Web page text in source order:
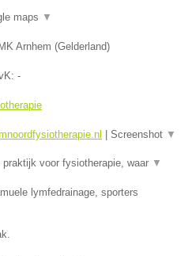
maps ▼
Arnhem (Gelderland)
-
Screenshot ▼
voor fysiotherapie, waar ▼
lymfedrainage, sporters